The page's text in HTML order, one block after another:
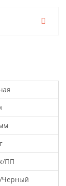
ПП
Черный